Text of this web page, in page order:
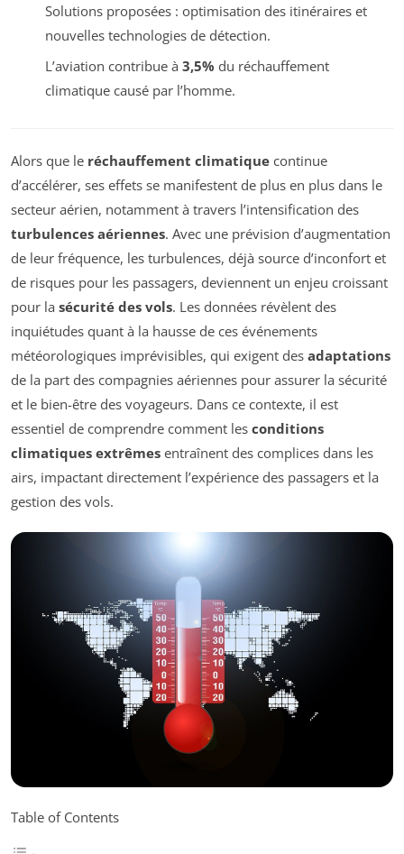
Solutions proposées : optimisation des itinéraires et
nouvelles technologies de détection.
L’aviation contribue à 3,5% du réchauffement
climatique causé par l’homme.
Alors que le réchauffement climatique continue
d’accélérer, ses effets se manifestent de plus en plus dans le
secteur aérien, notamment à travers l’intensification des
turbulences aériennes. Avec une prévision d’augmentation
de leur fréquence, les turbulences, déjà source d’inconfort et
de risques pour les passagers, deviennent un enjeu croissant
pour la sécurité des vols. Les données révèlent des
inquiétudes quant à la hausse de ces événements
météorologiques imprévisibles, qui exigent des adaptations
de la part des compagnies aériennes pour assurer la sécurité
et le bien-être des voyageurs. Dans ce contexte, il est
essentiel de comprendre comment les conditions
climatiques extrêmes entraînent des complices dans les
airs, impactant directement l’expérience des passagers et la
gestion des vols.
Table of Contents